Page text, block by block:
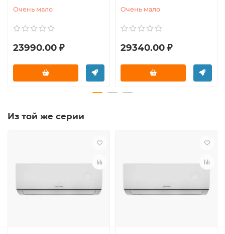
Очень мало
23990.00 ₽
Очень мало
29340.00 ₽
Из той же серии